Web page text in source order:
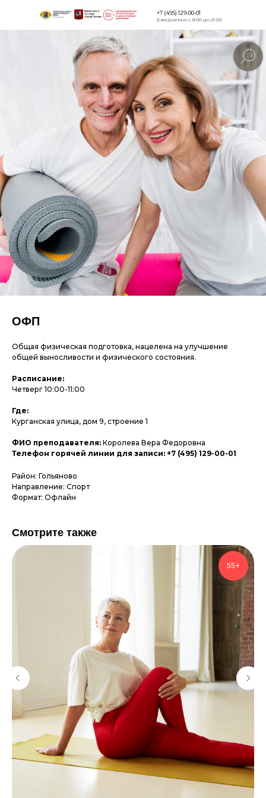
Версия для
+7 (495) 129-00-01
Ежедневно с 9:00 до 21:00
ОФП
Общая физическая подготовка, нацелена на улучшение
общей выносливости и физического состояния.
Расписание:
Четверг 10:00-11:00
Где:
Курганская улица, дом 9, строение 1
ФИО преподавателя: Королева Вера Федоровна
Телефон горячей линии для записи: +7 (495) 129-00-01
Район: Гольяново
Направление: Спорт
Формат: Офлайн
Смотрите также
55+